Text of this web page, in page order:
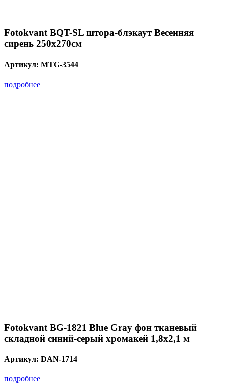
Fotokvant BQT-SL штора-блэкаут Весенняя
сирень 250х270см
Артикул: MTG-3544
подробнее
Fotokvant BG-1821 Blue Gray фон тканевый
складной синий-серый хромакей 1,8х2,1 м
Артикул: DAN-1714
подробнее